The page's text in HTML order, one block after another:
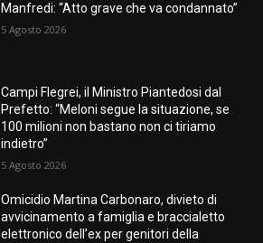
Manfredi: “Atto grave che va condannato”
5 Agosto 2026
Campi Flegrei, il Ministro Piantedosi dal
Prefetto: “Meloni segue la situazione, se
100 milioni non bastano non ci tiriamo
indietro”
5 Agosto 2026
Omicidio Martina Carbonaro, divieto di
avvicinamento a famiglia e braccialetto
elettronico dell’ex per genitori della